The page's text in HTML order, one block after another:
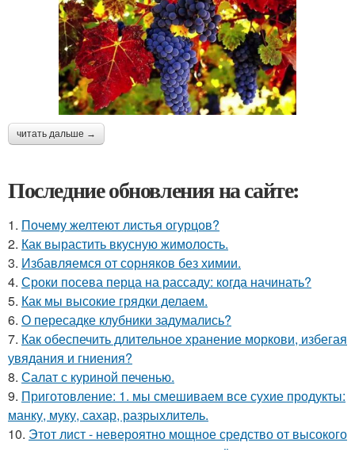
читать дальше →
Последние обновления на сайте:
1. Почему желтеют листья огурцов?
2. Как вырастить вкусную жимолость.
3. Избавляемся от сорняков без химии.
4. Сроки посева перца на рассаду: когда начинать?
5. Как мы высокие грядки делаем.
6. О пересадке клубники задумались?
7. Как обеспечить длительное хранение моркови, избегая
увядания и гниения?
8. Салат с куриной печенью.
9. Приготовление: 1. мы смешиваем все сухие продукты:
манку, муку, сахар, разрыхлитель.
10. Этот лист - невероятно мощное средство от высокого